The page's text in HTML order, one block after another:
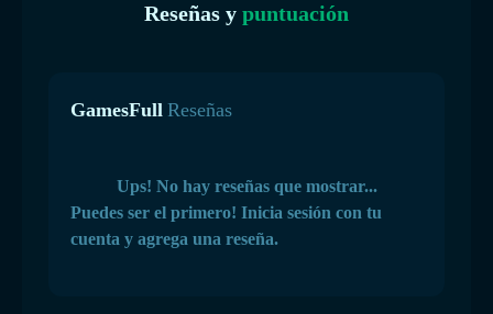
Reseñas y puntuación
GamesFull Reseñas
Ups! No hay reseñas que mostrar...
Puedes ser el primero! Inicia sesión con tu
cuenta y agrega una reseña.